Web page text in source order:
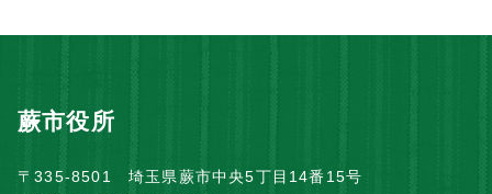
蕨市役所
〒335-8501 埼玉県蕨市中央5丁目14番15号